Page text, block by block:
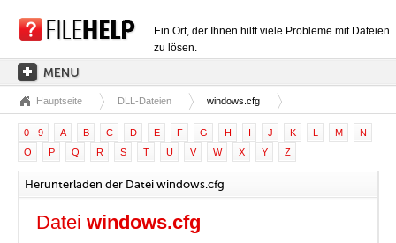
Ein Ort, der Ihnen hilft viele Probleme mit Dateien
zu lösen.
HAUPTSEITE
EXTENSIONSKATEGORIEN
TREIBERKATEGORIEN
DLL-DATEIEN
DATEIKONVERTIERUNGEN
Hauptseite DLL-Dateien windows.cfg
0 - 9 A B C D E F G H I J K L M
N
O
P Q R S T U V W X Y Z
Herunterladen der Datei windows.cfg
Datei windows.cfg